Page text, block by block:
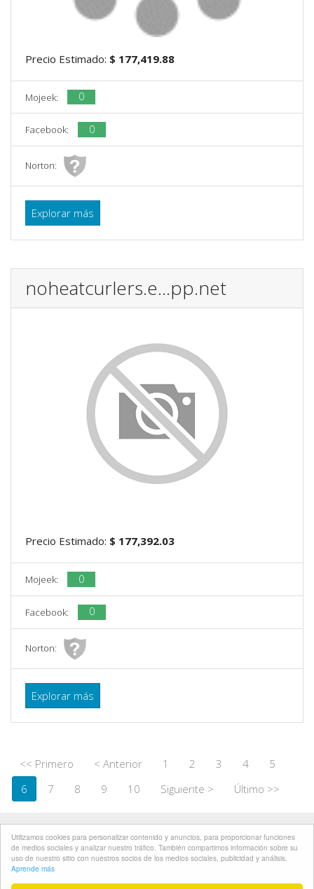
Utilizamos cookies para personalizar contenido y anuncios, para proporcionar funciones
de medios sociales y analizar nuestro tráfico. También compartimos información sobre su
uso de nuestro sitio con nuestros socios de los medios sociales, publicidad y análisis.
Aprende más
Precio Estimado: $ 177,419.88
Mojeek: 0
Facebook: 0
Norton:
Explorar más
noheatcurlers.e...pp.net
Precio Estimado: $ 177,392.03
Mojeek: 0
Facebook: 0
Norton:
Explorar más
<< Primero < Anterior 1 2 3 4
5
6
7 8 9 10 Siguiente > Último >>
Developed byBIOXNET PAGINAS WEB MONTERREY
Política de privacidad